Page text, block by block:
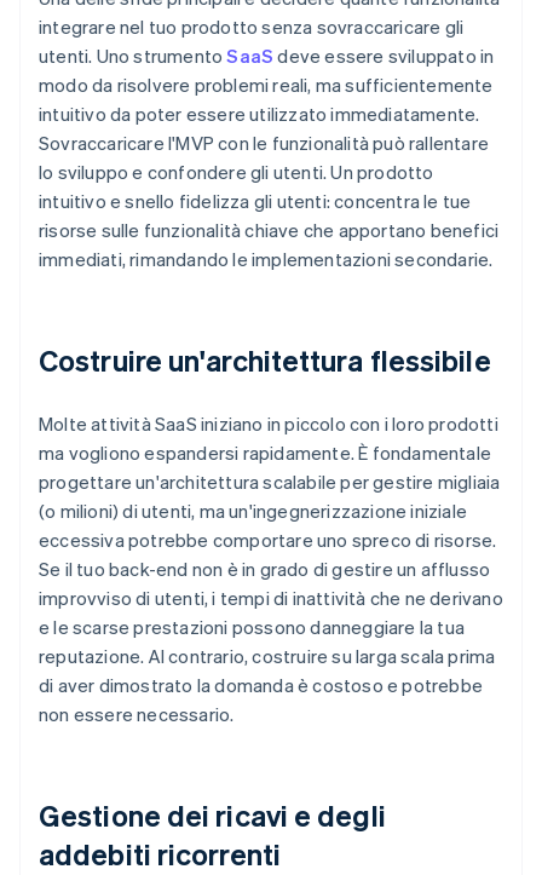
integrare nel tuo prodotto senza sovraccaricare gli
utenti. Uno strumentoSaaS deve essere sviluppato in
modo da risolvere problemi reali, ma sufficientemente
intuitivo da poter essere utilizzato immediatamente.
Sovraccaricare l'MVP con le funzionalità può rallentare
lo sviluppo e confondere gli utenti. Un prodotto
intuitivo e snello fidelizza gli utenti: concentra le tue
risorse sulle funzionalità chiave che apportano benefici
immediati, rimandando le implementazioni secondarie.
Costruire un'architettura flessibile
Molte attività SaaS iniziano in piccolo con i loro prodotti
ma vogliono espandersi rapidamente. È fondamentale
progettare un'architettura scalabile per gestire migliaia
(o milioni) di utenti, ma un'ingegnerizzazione iniziale
eccessiva potrebbe comportare uno spreco di risorse.
Se il tuo back-end non è in grado di gestire un afflusso
improvviso di utenti, i tempi di inattività che ne derivano
e le scarse prestazioni possono danneggiare la tua
reputazione. Al contrario, costruire su larga scala prima
di aver dimostrato la domanda è costoso e potrebbe
non essere necessario.
Gestione dei ricavi e degli
addebiti ricorrenti